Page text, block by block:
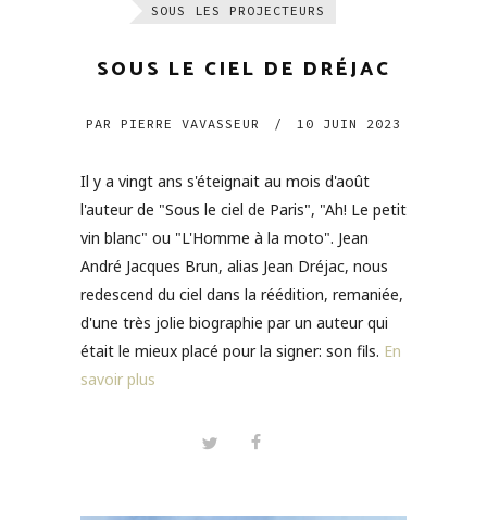
SOUS LES PROJECTEURS
SOUS LE CIEL DE DRÉJAC
PAR PIERRE VAVASSEUR / 10 JUIN 2023
Il y a vingt ans s'éteignait au mois d'août
l'auteur de "Sous le ciel de Paris", "Ah! Le petit
vin blanc" ou "L'Homme à la moto". Jean
André Jacques Brun, alias Jean Dréjac, nous
redescend du ciel dans la réédition, remaniée,
d'une très jolie biographie par un auteur qui
était le mieux placé pour la signer: son fils. En
savoir plus